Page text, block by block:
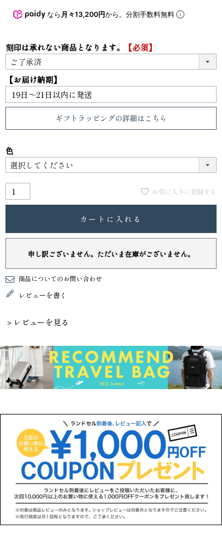
なら 月々13,200円から。分割手数料無料
刻印は承れない商品となります。 【必須】
【お届け納期】
ギフトラッピングの詳細はこちら
色
お気に入りに登録する
カートに入れる
申し訳ございません。ただいま在庫がございません。
商品についてのお問い合わせ
レビューを書く
＞レビューを見る